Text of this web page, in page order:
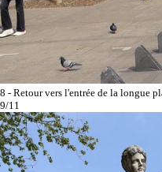
8 - Retour vers l'entrée de la longue
9/11